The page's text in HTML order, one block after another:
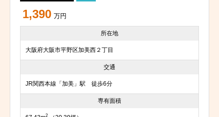
1,390 万円
所在地
大阪府大阪市平野区加美西２丁目
交通
JR関西本線「加美」駅 徒歩6分
専有面積
2